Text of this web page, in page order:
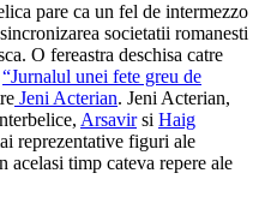
pare ca un fel de intermezzo
societatii romanesti
O fereastra deschisa catre
“Jurnalul unei fete greu de
Jeni Acterian. Jeni Acterian,
Arsavirsi Haig
reprezentative figuri ale
timp cateva repere ale